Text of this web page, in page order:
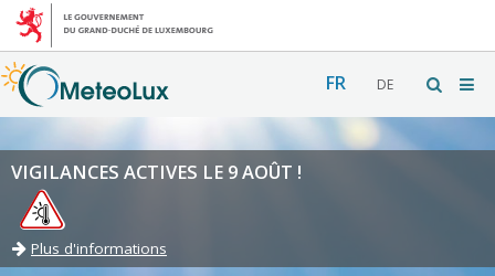
FR DE
VIGILANCES ACTIVES LE 9 AOÛT !
Plus d'informations